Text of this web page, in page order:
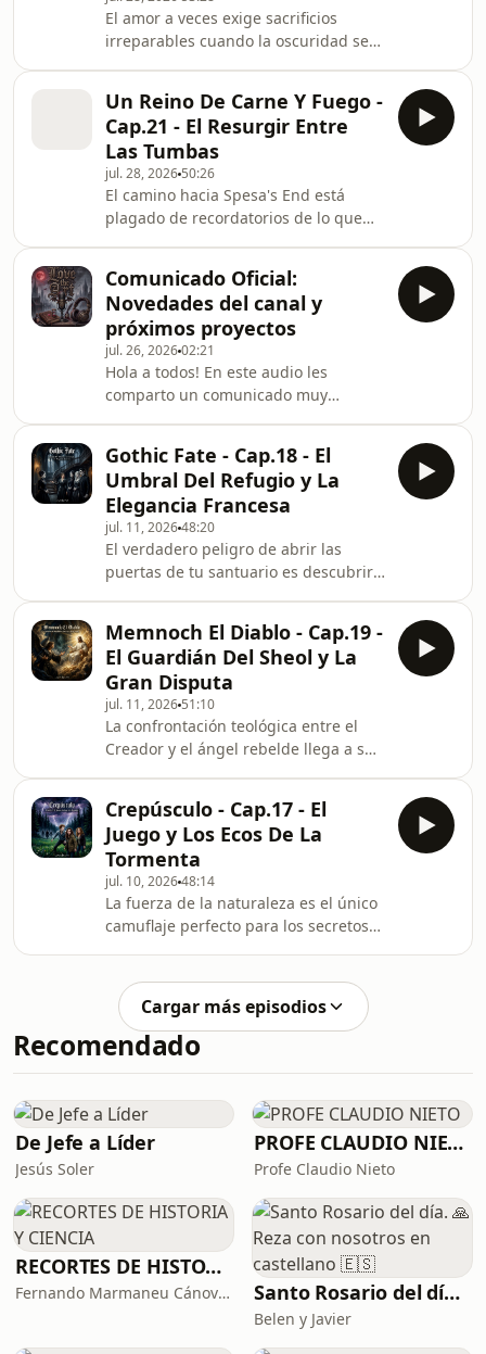
la brisa para que James, un cazador
implacable y obsesivo, perciba el
embriagador aroma mortal de Bella.
Ante
​El amor a veces exige sacrificios
irreparables cuando la oscuridad se
temor a la maldición que se aproxima,
Lena toma la devastadora decisión de
terminar su relación con Ethan para
intentar protegerlo de su inevitable
destino. Desolado y buscando
consuelo ante el abismo de esta
separación, Ethan se refugia en la
biblioteca de
Un Reino De Carne Y Fuego -
Cap.21 - El Resurgir Entre
Las Tumbas
jul. 28, 2026 50:26
​El camino hacia Spesa's End está
plagado de recordatorios de lo que
continuando su peligroso viaje, hacen
una parada estratégica en un pueblo
que, según la historia oficial de la
Corona, fue desolado y deshabilitado
hace mucho tiempo como
consecuencia directa de la traición de
los Atlantianos. Tras cruzar un
cementerio vasto
Comunicado Oficial:
Novedades del canal y
próximos proyectos
jul. 26, 202602:21
Hola a todos! En este audio les
comparto un comunicado muy
habido video recientemente y los
cambios que se vienen para mejorar
nuestro contenido. ​Además, les
platico sobre los siguientes pasos
para la comunidad y el lanzamiento
de El Cónclave. Gracias por su
paciencia, apoyo y por estar siempre
al pendiente de Love the A
Gothic Fate - Cap.18 - El
Umbral Del Refugio y La
Elegancia Francesa
jul. 11, 202648:20
​El verdadero peligro de abrir las
puertas de tu santuario es descubrir
tras los intensos preparativos en
París, Maya da un paso estratégico y
decisivo al introducir a su círculo más
íntimo en su nuevo territorio. Con una
mezcla de orgullo y cautela, guía a los
tres sofisticados vampiros franceses
—Angélique, Valerie y Julien— a
Memnoch El Diablo - Cap.19 -
El Guardián Del Sheol y La
Gran Disputa
jul. 11, 2026 51:10
​La confrontación teológica entre el
Creador y el ángel rebelde llega a su
una acalorada y profunda discusión
sobre la naturaleza del sufrimiento
humano, la justicia divina y el plan
para la redención. El Creador,
manteniendo su postura inescrutable,
desafía a Memnoch a asumir una
responsabilidad monumental. En un
giro decisivo
Crepúsculo - Cap.17 - El
Juego y Los Ecos De La
Tormenta
jul. 10, 202648:14
La fuerza de la naturaleza es el único
camuflaje perfecto para los secretos
oculto claro en lo profundo de las
montañas cubiertas de neblina, el
escenario perfecto para un partido de
béisbol como ningún mortal ha
estruendo de una imponente
tormenta eléctrica para ocultar el
estallido sobrenatu
Cargar más episodios
Recomendado
De Jefe a Líder
Jesús Soler
PROFE CLAUDIO NIETO
Profe Claudio Nieto
RECORTES DE HISTORIA Y CIENCIA
Fernando Marmaneu Cánovas Santo Rosario del día. 🙏 Reza con nosotros en castellano 🇪🇸
Belen y Javier